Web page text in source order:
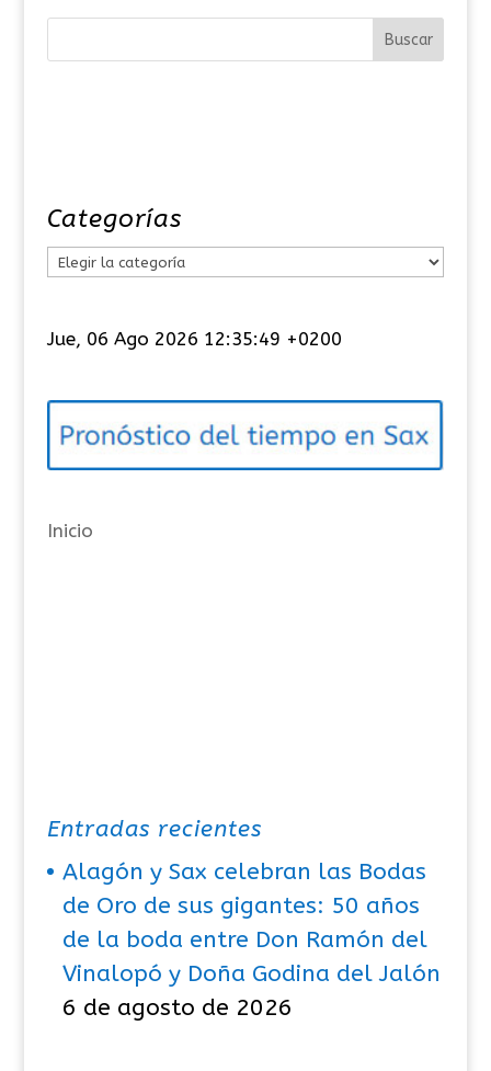
Categorías
e
o
í
s
Jue, 06 Ago 2026 12:35:49 +0200
Inicio
Entradas recientes
Alagón y Sax celebran las Bodas
de Oro de sus gigantes: 50 años
de la boda entre Don Ramón del
Vinalopó y Doña Godina del Jalón
6 de agosto de 2026